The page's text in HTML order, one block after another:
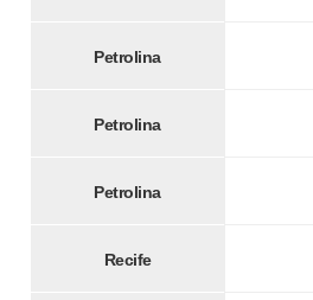
Petrolina
Petrolina
Petrolina
Recife